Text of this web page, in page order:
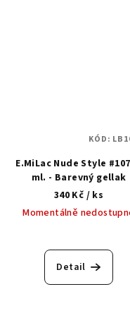
E.MiLac Nude Style
ml. - Barevný gellak
340 Kč / ks
Momentálně
Detail
KÓD: